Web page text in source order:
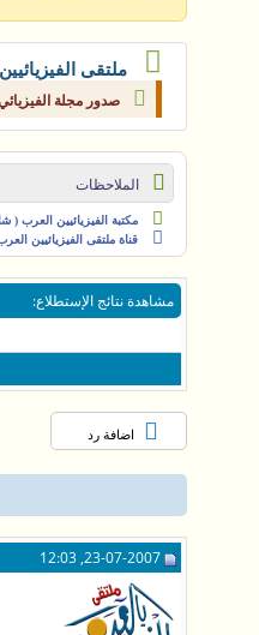
ملتقى
صدور مجلة
الملاحظات
مكتبة الفيزيائيين العرب
قناة ملتقى الفيزيائيين
مشاهدة نتائج الإستطلاع:
اضافة رد